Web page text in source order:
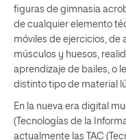
figuras de gimnasia
de cualquier elemento
móviles de ejercicios, de
músculos y huesos,
aprendizaje de bailes, o
distinto tipo de material
En la nueva era digital
(Tecnologías de la
actualmente las TAC